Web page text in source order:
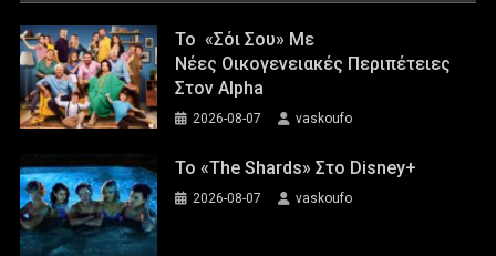
Το «Σόι Σου» Με
Νέες Οικογενειακές Περιπέτειες
Στον Alpha
2026-08-07 vaskoufo
To «The Shards» Στο Disney+
2026-08-07 vaskoufo